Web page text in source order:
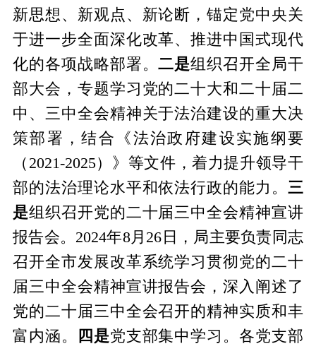
新思想、新观点、新论断，锚定党中央关
于进一步全面深化改革、推进中国式现代
化的各项战略部署。二是组织召开全局干
部大会，专题学习党的二十大和二十届二
中、三中全会精神关于法治建设的重大决
策部署，结合《法治政府建设实施纲要
（ 2021-2025）》等文件，着力提升领导干
部的法治理论水平和依法行政的能力。三
是组织召开党的二十届三中全会精神宣讲
报告会。 2024年8月26日，局主要负责同志
召开全市发展改革系统学习贯彻党的二十
届三中全会精神宣讲报告会，深入阐述了
党的二十届三中全会召开的精神实质和丰
富内涵。
四 是党支部集中学习。各党支部